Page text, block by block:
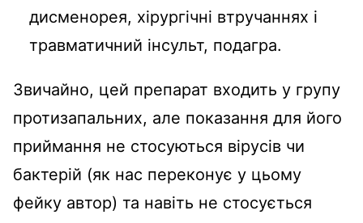
дисменорея, хірургічні втручаннях і
травматичний інсульт, подагра.
Звичайно, цей препарат входить у групу
протизапальних, але показання для його
приймання не стосуються вірусів чи
бактерій (як нас переконує у цьому
фейку автор) та навіть не стосується